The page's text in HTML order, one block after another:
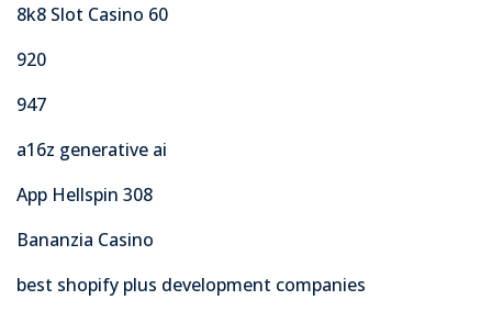
8k8 Slot Casino 60
920
947
a16z generative ai
App Hellspin 308
Bananzia Casino
best shopify plus development companies